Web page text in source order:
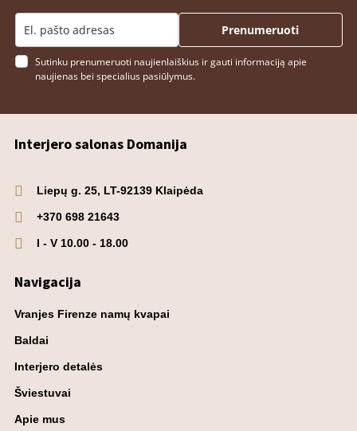
Sutinku prenumeruoti naujienlaiškius ir gauti informaciją apie
naujienas bei specialius pasiūlymus.
Prenumeruoti
Interjero salonas Domanija
Liepų g. 25, LT-92139 Klaipėda
+370 698 21643
I - V 10.00 - 18.00
Navigacija
Vranjes Firenze namų kvapai
Baldai
Interjero detalės
Šviestuvai
Apie mus